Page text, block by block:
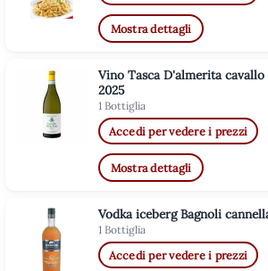
Mostra dettagli
Vino Tasca D'almerita
2025
1 Bottiglia
Accedi per vedere i prezzi
Mostra dettagli
Vodka iceberg Bagnoli
1 Bottiglia
Accedi per vedere i prezzi